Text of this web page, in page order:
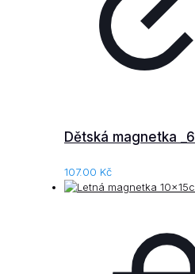
Dětská magnetka _6
107.00 Kč